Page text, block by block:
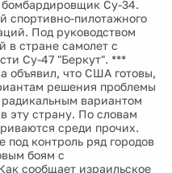
бомбардировщик Су-34.
спортивно-пилотажного
Под руководством
в стране самолет с
Су-47 "Беркут". ***
объявил, что США готовы,
решения проблемы
вариантом
эту страну. По словам
среди прочих.
контроль ряд городов
боям с
сообщает израильское